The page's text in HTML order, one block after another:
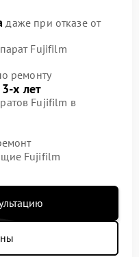
даже при отказе от
Fujifilm
ремонту
х лет
Fujifilm в
Fujifilm